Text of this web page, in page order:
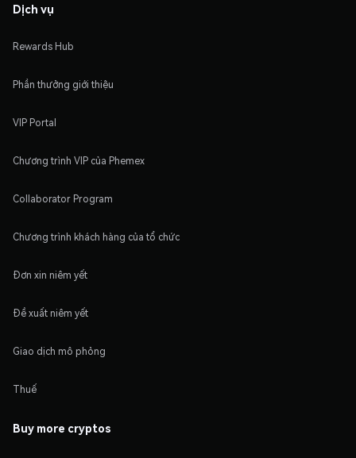
Dịch vụ
Rewards Hub
Phần thưởng giới thiệu
VIP Portal
Chương trình VIP của Phemex
Collaborator Program
Chương trình khách hàng của tổ chức
Đơn xin niêm yết
Đề xuất niêm yết
Giao dịch mô phỏng
Thuế
Buy more cryptos